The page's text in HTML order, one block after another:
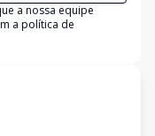
a nossa equipe
a política de